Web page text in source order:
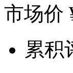
市场价
累积